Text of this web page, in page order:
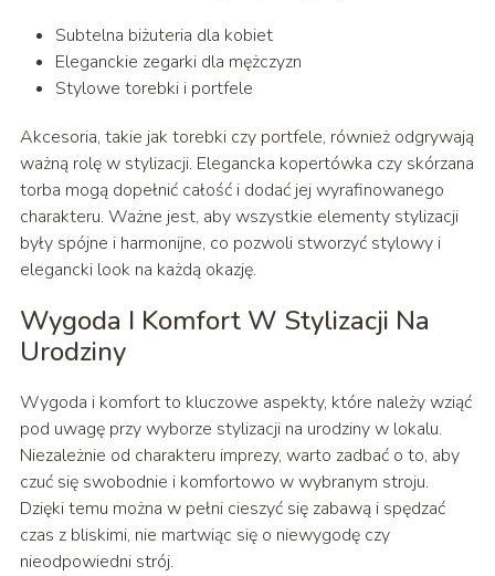
Subtelna biżuteria dla kobiet
Eleganckie zegarki dla mężczyzn
Stylowe torebki i portfele
Akcesoria, takie jak torebki czy portfele, również odgrywają
ważną rolę w stylizacji. Elegancka kopertówka czy skórzana
torba mogą dopełnić całość i dodać jej wyrafinowanego
charakteru. Ważne jest, aby wszystkie elementy stylizacji
były spójne i harmonijne, co pozwoli stworzyć stylowy i
elegancki look na każdą okazję.
Wygoda I Komfort W Stylizacji Na
Urodziny
Wygoda i komfort to kluczowe aspekty, które należy wziąć
pod uwagę przy wyborze stylizacji na urodziny w lokalu.
Niezależnie od charakteru imprezy, warto zadbać o to, aby
czuć się swobodnie i komfortowo w wybranym stroju.
Dzięki temu można w pełni cieszyć się zabawą i spędzać
czas z bliskimi, nie martwiąc się o niewygodę czy
nieodpowiedni strój.